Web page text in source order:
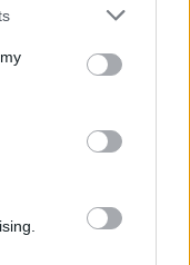
or more Google
You may click to
third-party tags to
in below Google
del Tirolo e la